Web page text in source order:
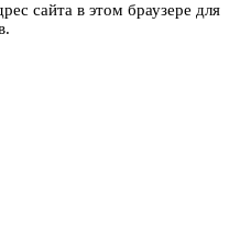
сайта в этом браузере для